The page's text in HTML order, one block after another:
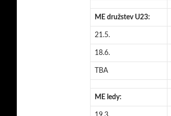
ME družstev U23:
21.5.
18.6.
TBA
ME ledy: